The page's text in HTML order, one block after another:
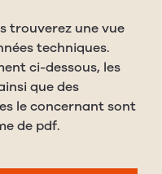
trouverez une vue
techniques.
ci-dessous, les
que des
le concernant sont
de pdf.